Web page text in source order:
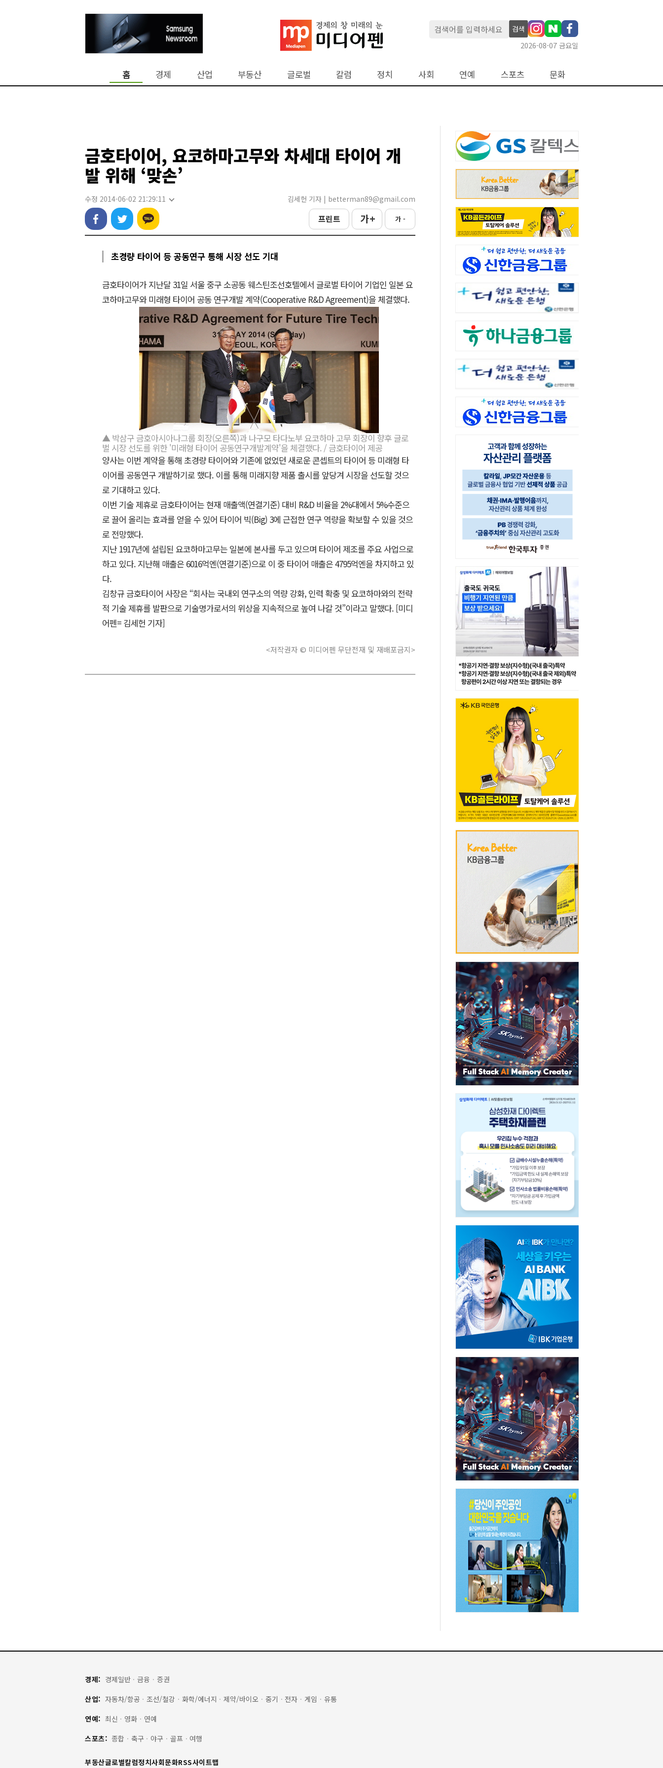
검색
2026-08-07 금요일
홈 경제 산업 부동산 글로벌 칼럼 정치 사회 연예 스포츠 문화
금호타이어, 요코하마고무와 차세대 타이어 개
발 위해 ‘맞손’
수정 2014-06-02 21:29:11 김세헌 기자 | betterman89@gmail.com
프린트 가 + 가 -
초경량 타이어 등 공동연구 통해 시장 선도 기대
금호타이어가 지난달 31일 서울 중구 소공동 웨스틴조선호텔에서 글로벌 타이어 기업인 일본 요
코하마고무와 미래형 타이어 공동 연구개발 계약(Cooperative R&D Agreement)을 체결했다.
▲ 박삼구 금호아시아나그룹 회장(오른쪽)과 나구모 타다노부 요코하마 고무 회장이 향후 글로
벌 시장 선도를 위한 '미래형 타이어 공동연구개발계약'을 체결했다. / 금호타이어 제공
양사는 이번 계약을 통해 초경량 타이어와 기존에 없었던 새로운 콘셉트의 타이어 등 미래형 타
이어를 공동연구 개발하기로 했다. 이를 통해 미래지향 제품 출시를 앞당겨 시장을 선도할 것으
로 기대하고 있다.
이번 기술 제휴로 금호타이어는 현재 매출액(연결기준) 대비 R&D 비율을 2%대에서 5%수준으
로 끌어 올리는 효과를 얻을 수 있어 타이어 빅(Big) 3에 근접한 연구 역량을 확보할 수 있을 것으
로 전망했다.
지난 1917년에 설립된 요코하마고무는 일본에 본사를 두고 있으며 타이어 제조를 주요 사업으로
하고 있다. 지난해 매출은 6016억엔(연결기준)으로 이 중 타이어 매출은 4795억엔을 차지하고 있
다.
김창규 금호타이어 사장은 “회사는 국내외 연구소의 역량 강화, 인력 확충 및 요코하마와의 전략
적 기술 제휴를 발판으로 기술명가로서의 위상을 지속적으로 높여 나갈 것”이라고 말했다. [미디
어펜= 김세헌 기자]
<저작권자 © 미디어펜 무단전재 및 재배포금지>
경제: 경제일반 · 금융 · 증권
산업: 자동차/항공 · 조선/철강 · 화학/에너지 · 제약/바이오 · 중기 · 전자 · 게임 · 유통
연예: 최신 · 영화 · 연예
스포츠: 종합 · 축구 · 야구 · 골프 · 여행
부동산글로벌칼럼정치사회문화RSS사이트맵